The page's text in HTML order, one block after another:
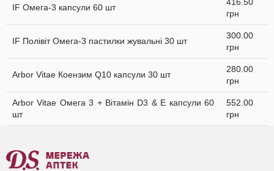
IF Омега-3 капсули 60 шт
грн
IF Полівіт Омега-3 пастилки жувальні 30 шт
300.00
грн
Arbor Vitae Коензим Q10 капсули 30 шт
280.00
грн
Arbor Vitae Омега 3 + Вітамін D3 & Е капсули 60
шт
552.00
грн